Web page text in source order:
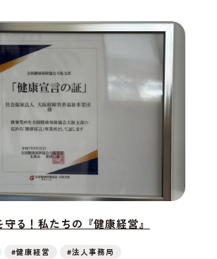
る！私たちの『健康経営』
#健康経営 #法人事務局